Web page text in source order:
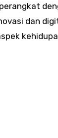
dan